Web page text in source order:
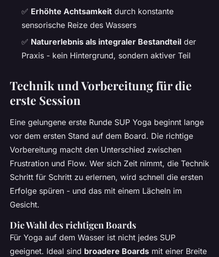
✅ Erhöhte Achtsamkeit durch konstante
sensorische Reize des Wassers
✅ Naturerlebnis als integraler Bestandteil der
Praxis - kein Hintergrund, sondern aktiver Teil
Technik und Vorbereitung für die
erste Session
Eine gelungene erste Runde SUP Yoga beginnt lange
vor dem ersten Stand auf dem Board. Die richtige
Vorbereitung macht den Unterschied zwischen
Frustration und Flow. Wer sich Zeit nimmt, die Technik
Schritt für Schritt zu erlernen, wird schnell die ersten
Erfolge spüren - und das mit einem Lächeln im
Gesicht.
Die Wahl des richtigen Boards
Für Yoga auf dem Wasser ist nicht jedes SUP
geeignet. Ideal sind broadere Boards mit einer Breite